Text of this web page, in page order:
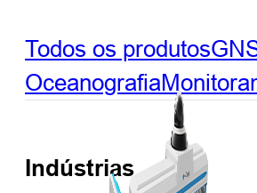
Todos os produtos
Oceanografia
Indústrias